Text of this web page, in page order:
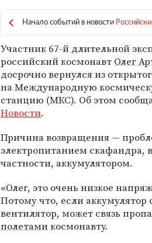
Начало событий в новости
Участник 67-й длительной
российский космонавт Олег
досрочно вернулся из
на Международную
станцию (МКС). Об этом
Новости.
Причина возвращения —
электропитанием скафандра, в
частности, аккумулятором.
«Олег, это очень низкое
Потому что, если аккумулятор
вентилятор, может связь
полетамикосмонавту.